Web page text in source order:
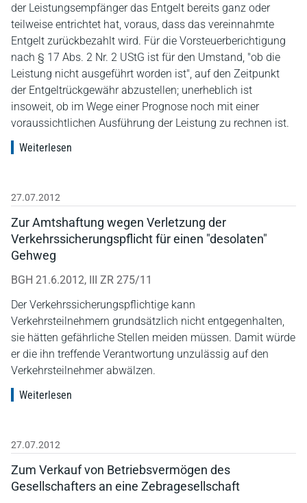
der Leistungsempfänger das Entgelt bereits ganz oder
teilweise entrichtet hat, voraus, dass das vereinnahmte
Entgelt zurückbezahlt wird. Für die Vorsteuerberichtigung
nach § 17 Abs. 2 Nr. 2 UStG ist für den Umstand, "ob die
Leistung nicht ausgeführt worden ist", auf den Zeitpunkt
der Entgeltrückgewähr abzustellen; unerheblich ist
insoweit, ob im Wege einer Prognose noch mit einer
voraussichtlichen Ausführung der Leistung zu rechnen ist.
Weiterlesen
27.07.2012
Zur Amtshaftung wegen Verletzung der
Verkehrssicherungspflicht für einen "desolaten"
Gehweg
BGH 21.6.2012, III ZR 275/11
Der Verkehrssicherungspflichtige kann
Verkehrsteilnehmern grundsätzlich nicht entgegenhalten,
sie hätten gefährliche Stellen meiden müssen. Damit würde
er die ihn treffende Verantwortung unzulässig auf den
Verkehrsteilnehmer abwälzen.
Weiterlesen
27.07.2012
Zum Verkauf von Betriebsvermögen des
Gesellschafters an eine Zebragesellschaft